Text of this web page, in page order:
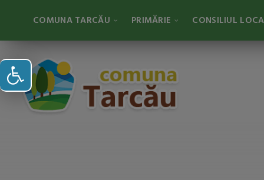
Deschide bara de unelte
COMUNA TARCĂU PRIMĂRIE CONSILIUL